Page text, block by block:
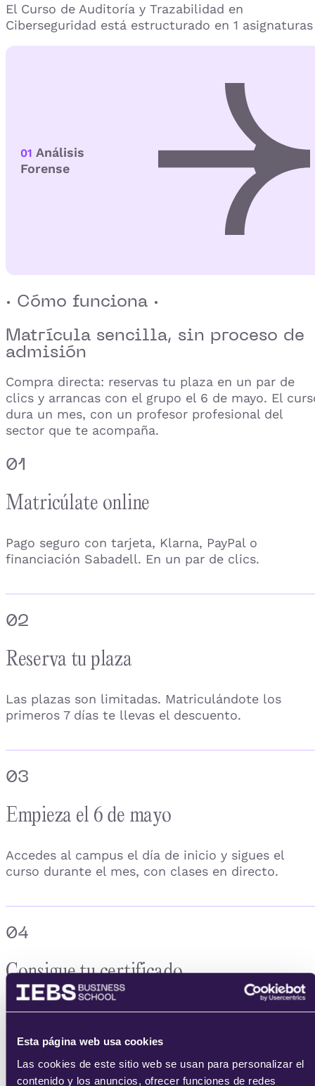
Esta página web usa cookies
Las cookies de este sitio web se usan para personalizar el
contenido y los anuncios, ofrecer funciones de redes
El Curso de Auditoría y Trazabilidad en
Ciberseguridad está estructurado en 1 asignaturas
01 Análisis
Forense
· Cómo funciona ·
Matrícula sencilla, sin proceso de
admisión
Compra directa: reservas tu plaza en un par de
clics y arrancas con el grupo el 6 de mayo. El
dura un mes, con un profesor profesional del
sector que te acompaña.
01
Matricúlate online
Pago seguro con tarjeta, Klarna, PayPal o
financiación Sabadell. En un par de clics.
02
Reserva tu plaza
Las plazas son limitadas. Matriculándote los
primeros 7 días te llevas el descuento.
03
Empieza el 6 de mayo
Accedes al campus el día de inicio y sigues el
curso durante el mes, con clases en directo.
04
Consigue tu certificado
Completas las prácticas y obtienes tu certificado